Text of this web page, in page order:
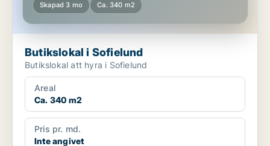
Skapad 3 mo Ca. 340 m2
Butikslokal i Sofielund
Butikslokal att hyra i Sofielund
Areal
Ca. 340 m2
Pris pr. md.
Inte angivet